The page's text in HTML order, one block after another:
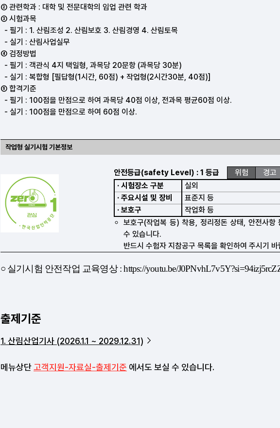
출제기준
1. 산림산업기사 (2026.1.1 ~ 2029.12.31)
메뉴상단고객지원-자료실-출제기준 에서도 보실 수 있습니다.